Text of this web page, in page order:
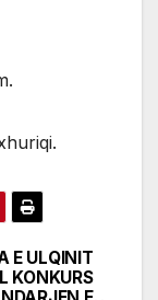
E ULQINIT
KONKURS